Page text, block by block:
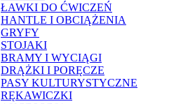
ŁAWKI DO ĆWICZEŃ
HANTLE I OBCIĄŻENIA
GRYFY
STOJAKI
BRAMY I WYCIĄGI
DRĄŻKI I PORĘCZE
PASY KULTURYSTYCZNE
RĘKAWICZKI